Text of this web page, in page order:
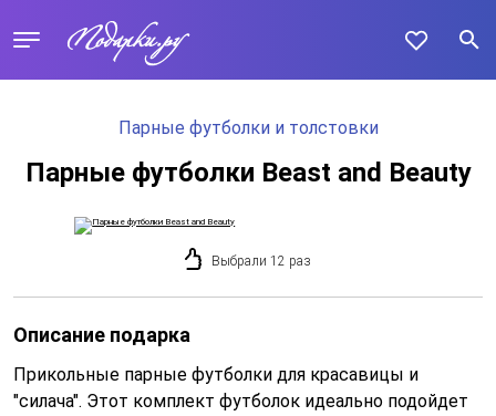
Парные футболки и толстовки
Парные футболки Beast and Beauty
Выбрали 12 раз
Описание подарка
Прикольные парные футболки для красавицы и
"силача". Этот комплект футболок идеально подойдет